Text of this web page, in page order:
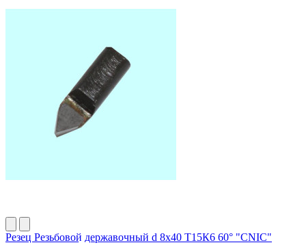
Резец Резьбовой державочный d 8х40 Т15К6 60° "CNIC"